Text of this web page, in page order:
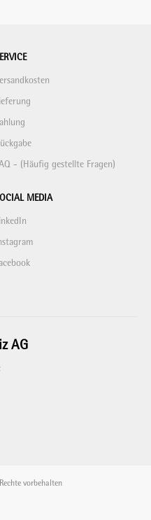
- (Häufig gestellte Fragen)
MEDIA
AG
vorbehalten